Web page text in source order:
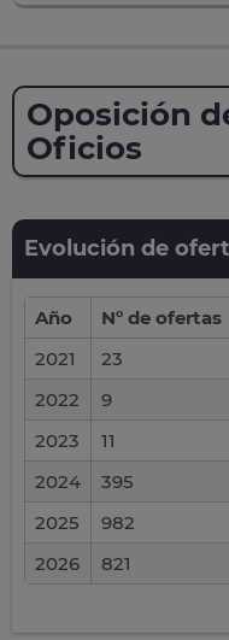
Oposición
Oficios
Evolución de
Año Nº de ofertas
2021
23
2022
9
2023
11
2024
395
2025
982
2026
821